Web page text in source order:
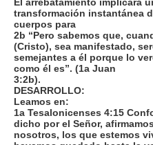
transformación instantánea
cuerpos para
2b “Pero sabemos que,
(Cristo), sea manifestado,
semejantes a él porque lo
como él es”. (1a Juan
3:2b).
DESARROLLO:
Leamos en:
1a Tesalonicenses 4:15
dicho por el Señor,
nosotros, los que estemos